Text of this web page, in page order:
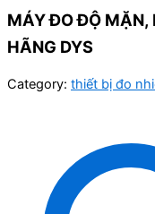
MÁY ĐO ĐỘ MẶN,
HÃNG DYS
Category: thiết bị đo